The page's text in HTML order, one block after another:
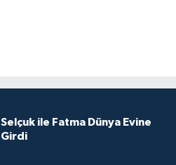
Selçuk ile Fatma Dünya Evine
Girdi